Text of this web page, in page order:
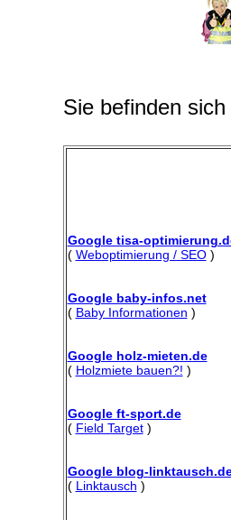
Sie befinden
Google tisa-
( Weboptimierung / SEO)
Google baby-infos.net
( Baby Informationen )
Google holz-mieten.de
( Holzmiete bauen?! )
Google ft-sport.de
( Field Target)
Google blog-
( Linktausch )